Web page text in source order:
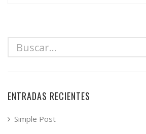
ENTRADAS RECIENTES
Simple Post